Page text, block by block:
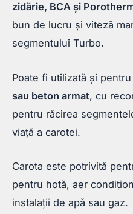
zidărie, BCA și
bun de lucru și viteză
segmentului Turbo.
Poate fi utilizată și pentru
sau beton armat, cu
pentru răcirea
viață a carotei.
Carota este potrivită
pentru hotă, aer
instalații de apă sau gaz.